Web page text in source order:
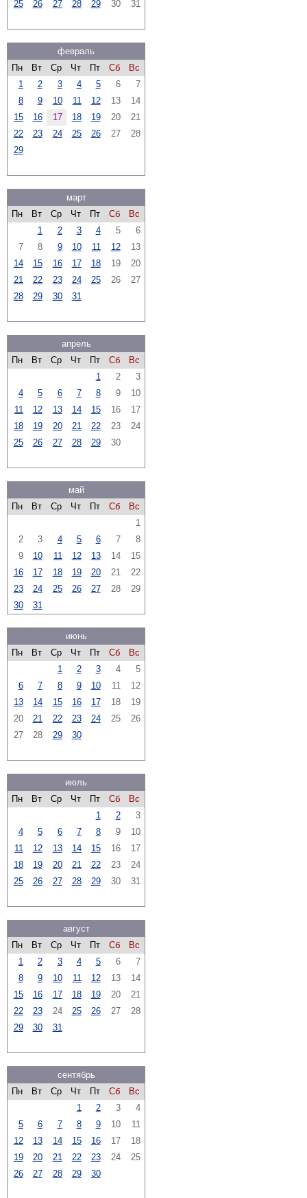
25
26 27 28 29 30 31
февраль
Пн
Вт Ср Чт Пт Сб
Вс
1
2 3 4 5 6
7
8
9 10 11 12 13
14
15
16 17 18 19 20
21
22
23 24 25 26 27
28
29
март
Пн
Вт Ср Чт Пт Сб
Вс
1
2 3 4 5
6
7
8 9 10 11 12
13
14
15 16 17 18 19
20
21
22 23 24 25 26
27
28
29 30 31
апрель
Пн
Вт Ср Чт Пт Сб
Вс
1
2
3
4
5 6 7 8 9
10
11
12 13 14 15 16
17
18
19 20 21 22 23
24
25
26 27 28 29 30
май
Пн
Вт Ср Чт Пт Сб
Вс
1
2
3 4 5 6 7
8
9
10 11 12 13 14
15
16
17 18 19 20 21
22
23
24 25 26 27 28
29
30
31
июнь
Пн
Вт Ср Чт Пт Сб
Вс
1
2 3 4
5
6
7 8 9 10 11
12
13
14 15 16 17 18
19
20
21 22 23 24 25
26
27
28 29 30
июль
Пн
Вт Ср Чт Пт Сб
Вс
1
2
3
4
5 6 7 8 9
10
11
12 13 14 15 16
17
18
19 20 21 22 23
24
25
26 27 28 29 30 31
август
Пн
Вт Ср Чт Пт Сб
Вс
1
2 3 4 5 6
7
8
9 10 11 12 13
14
15
16 17 18 19 20
21
22
23 24 25 26 27
28
29
30 31
сентябрь
Пн
Вт Ср Чт Пт Сб
Вс
1
2 3
4
5
6 7 8 9 10
11
12
13 14 15 16 17
18
19
20 21 22 23 24
25
26
27 28 29 30